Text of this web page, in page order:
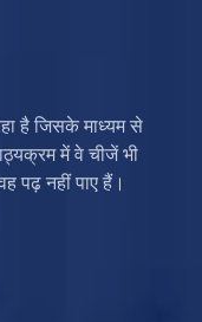
है जिसके माध्यम से
में वे चीजें भी
पढ़ नहीं पाए हैं।